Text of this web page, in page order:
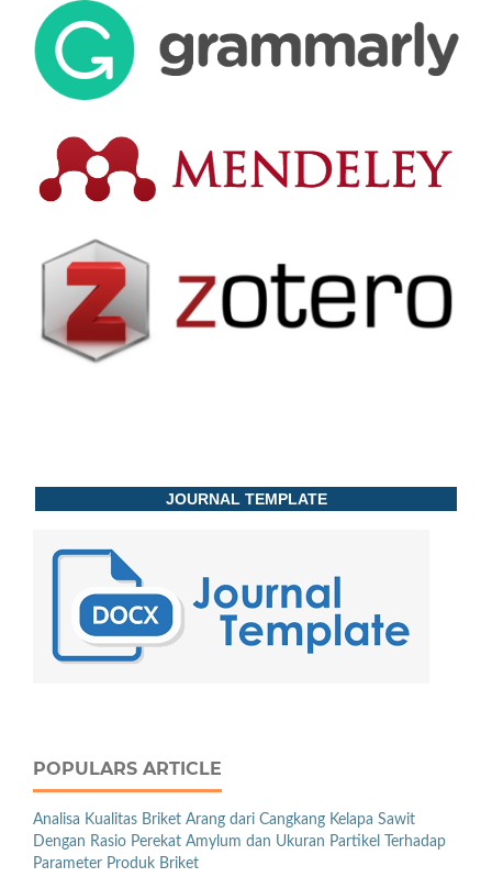
JOURNAL TEMPLATE
POPULARS ARTICLE
Analisa Kualitas Briket Arang dari Cangkang Kelapa Sawit
Dengan Rasio Perekat Amylum dan Ukuran Partikel Terhadap
Parameter Produk Briket